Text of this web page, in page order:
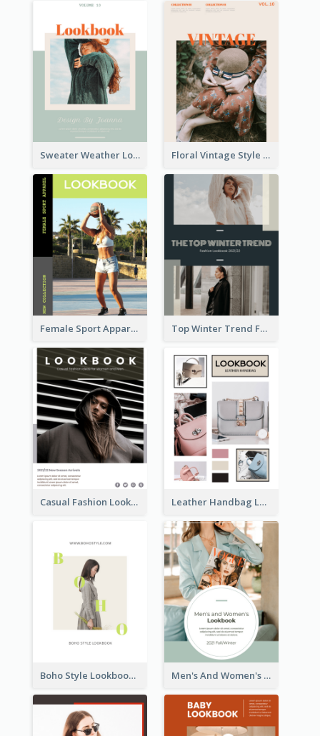
Sweater Weather Lookbook Floral Vintage Style Lookbook
Female Sport Apparel Lookbook Top Winter Trend Fashion Lookbook
Casual Fashion Lookbook Leather Handbag Lookbook
Boho Style Lookbook Men's And Women's Lookbook